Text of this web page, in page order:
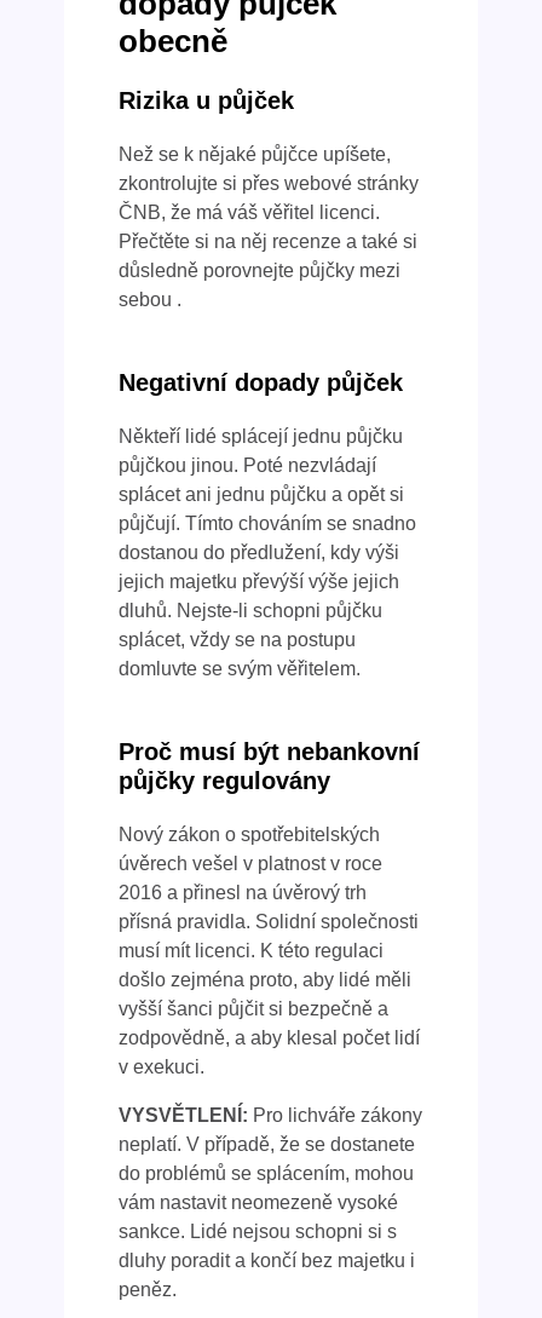
obecně
Rizika u půjček
Než se k nějaké půjčce upíšete,
zkontrolujte si přes webové stránky
ČNB, že má váš věřitel licenci.
Přečtěte si na něj recenze a také si
důsledně porovnejte půjčky mezi
sebou .
Negativní dopady půjček
Někteří lidé splácejí jednu půjčku
půjčkou jinou. Poté nezvládají
splácet ani jednu půjčku a opět si
půjčují. Tímto chováním se snadno
dostanou do předlužení, kdy výši
jejich majetku převýší výše jejich
dluhů. Nejste-li schopni půjčku
splácet, vždy se na postupu
domluvte se svým věřitelem.
Proč musí být nebankovní
půjčky regulovány
Nový zákon o spotřebitelských
úvěrech vešel v platnost v roce
2016 a přinesl na úvěrový trh
přísná pravidla. Solidní společnosti
musí mít licenci. K této regulaci
došlo zejména proto, aby lidé měli
vyšší šanci půjčit si bezpečně a
zodpovědně, a aby klesal počet lidí
v exekuci.
VYSVĚTLENÍ: Pro lichváře zákony
neplatí. V případě, že se dostanete
do problémů se splácením, mohou
vám nastavit neomezeně vysoké
sankce. Lidé nejsou schopni si s
dluhy poradit a končí bez majetku i
peněz.